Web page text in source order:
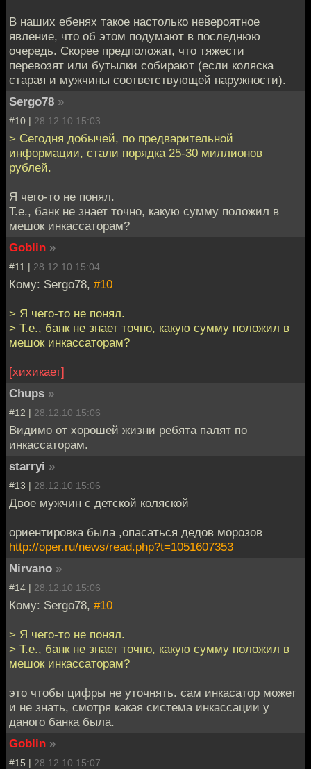
В наших ебенях такое настолько невероятное
явление, что об этом подумают в последнюю
очередь. Скорее предположат, что тяжести
перевозят или бутылки собирают (если коляска
старая и мужчины соответствующей наружности).
Sergo78 »
#10 | 28.12.10 15:03
> Сегодня добычей, по предварительной
информации, стали порядка 25-30 миллионов
рублей.
Я чего-то не понял.
Т.е., банк не знает точно, какую сумму положил в
мешок инкассаторам?
Goblin »
#11 | 28.12.10 15:04
Кому: Sergo78, #10
> Я чего-то не понял.
> Т.е., банк не знает точно, какую сумму положил в
мешок инкассаторам?
[хихикает]
Chups »
#12 | 28.12.10 15:06
Видимо от хорошей жизни ребята палят по
инкассаторам.
starryi »
#13 | 28.12.10 15:06
Двое мужчин с детской коляской
ориентировка была ,опасаться дедов морозов
http://oper.ru/news/read.php?t=1051607353
Nirvano »
#14 | 28.12.10 15:06
Кому: Sergo78, #10
> Я чего-то не понял.
> Т.е., банк не знает точно, какую сумму положил в
мешок инкассаторам?
это чтобы цифры не уточнять. сам инкасатор может
и не знать, смотря какая система инкассации у
даного банка была.
Goblin »
#15 | 28.12.10 15:07